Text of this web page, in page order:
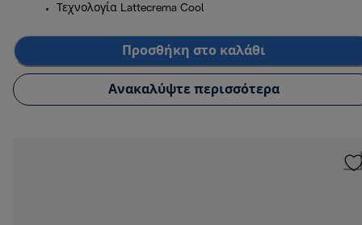
Τεχνολογία Lattecrema Cool
Προσθήκη στο καλάθι
Ανακαλύψτε περισσότερα